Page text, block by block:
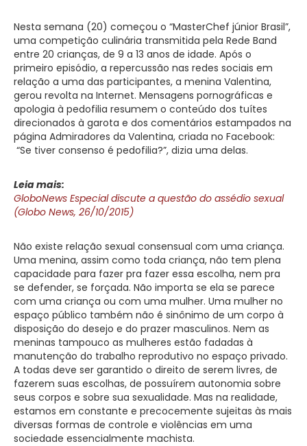
Nesta semana (20) começou o “MasterChef júnior Brasil”,
uma competição culinária transmitida pela Rede Band
entre 20 crianças, de 9 a 13 anos de idade. Após o
primeiro episódio, a repercussão nas redes sociais em
relação a uma das participantes, a menina Valentina,
gerou revolta na Internet. Mensagens pornográficas e
apologia à pedofilia resumem o conteúdo dos tuítes
direcionados à garota e dos comentários estampados na
página Admiradores da Valentina, criada no Facebook:
“Se tiver consenso é pedofilia?”, dizia uma delas.
Leia mais:
GloboNews Especial discute a questão do assédio sexual
(Globo News, 26/10/2015)
Não existe relação sexual consensual com uma criança.
Uma menina, assim como toda criança, não tem plena
capacidade para fazer pra fazer essa escolha, nem pra
se defender, se forçada. Não importa se ela se parece
com uma criança ou com uma mulher. Uma mulher no
espaço público também não é sinônimo de um corpo à
disposição do desejo e do prazer masculinos. Nem as
meninas tampouco as mulheres estão fadadas à
manutenção do trabalho reprodutivo no espaço privado.
A todas deve ser garantido o direito de serem livres, de
fazerem suas escolhas, de possuírem autonomia sobre
seus corpos e sobre sua sexualidade. Mas na realidade,
estamos em constante e precocemente sujeitas às mais
diversas formas de controle e violências em uma
sociedade essencialmente machista.